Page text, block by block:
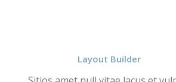
Layout Builder